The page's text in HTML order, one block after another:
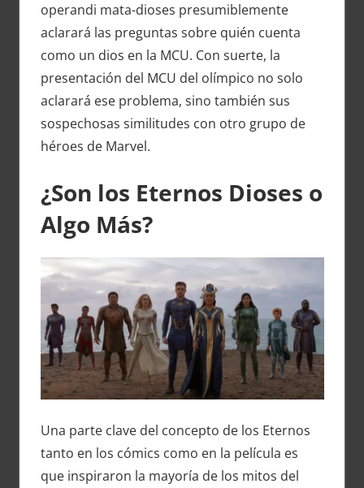
operandi mata-dioses presumiblemente
aclarará las preguntas sobre quién cuenta
como un dios en la MCU. Con suerte, la
presentación del MCU del olímpico no solo
aclarará ese problema, sino también sus
sospechosas similitudes con otro grupo de
héroes de Marvel.
¿Son los Eternos Dioses o
Algo Más?
Una parte clave del concepto de los Eternos
tanto en los cómics como en la película es
que inspiraron la mayoría de los mitos del